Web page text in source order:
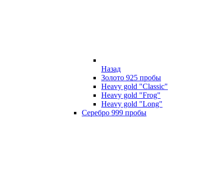
Назад
Золото 925 пробы
Heavy gold "Classic"
Heavy gold "Frog"
Heavy gold "Long"
Серебро 999 пробы